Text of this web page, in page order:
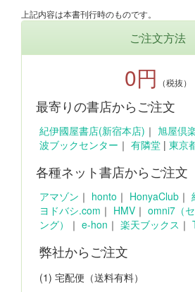
上記内容は本書刊行時のものです。
ご注文方法
0円 （税抜）
最寄りの書店からご注文
紀伊國屋書店(新宿本店) ｜ 旭屋倶
波ブックセンター ｜ 有隣堂 | 東京
各種ネット書店からご注文
アマゾン ｜ honto ｜ HonyaClub ｜
ヨドバシ.com ｜ HMV ｜ omni7（
ング）
｜ e-hon ｜ 楽天ブックス ｜
弊社からご注文
(1) 宅配便（送料有料）